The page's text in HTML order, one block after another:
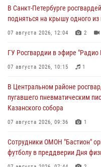
В Санкт-Петербурге
подняться на крышу одного из
07 августа 2026, 12:04 2
ГУ Росгвардии в эфире "Радио
07 августа 2026, 10:15 1
В Центральном районе
пугавшего пневматическим
Казанского собора
07 августа 2026, 09:36 1
Сотрудники ОМОН "Бастион"
футболу в преддверии Дня